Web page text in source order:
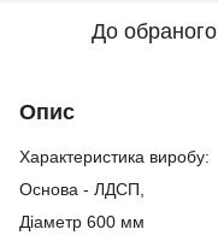
До обраного
Опис
Характеристика виробу:
Основа - ЛДСП,
Діаметр 600 мм